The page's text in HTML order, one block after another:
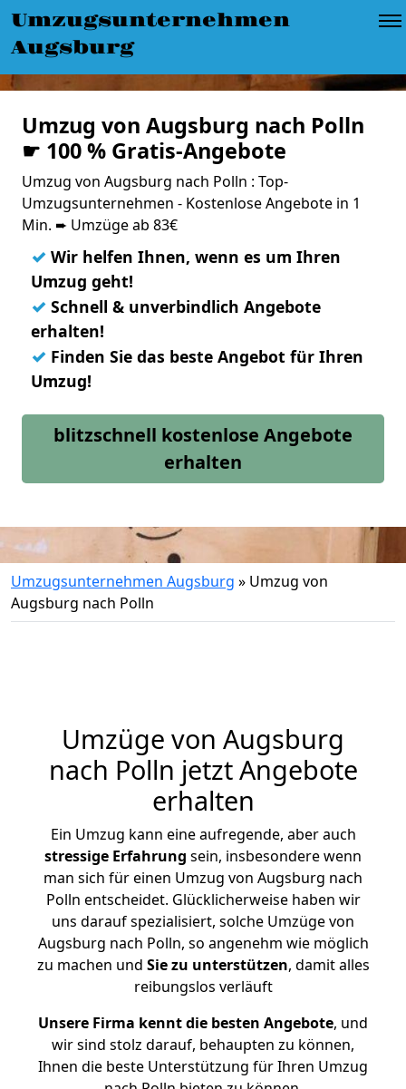
Umzugsunternehmen
Augsburg
Umzug von Augsburg nach Polln
☛ 100 % Gratis-Angebote
Umzug von Augsburg nach Polln : Top-
Umzugsunternehmen - Kostenlose Angebote in 1
Min. ➨ Umzüge ab 83€
✓ Wir helfen Ihnen, wenn es um Ihren
Umzug geht!
✓ Schnell & unverbindlich Angebote
erhalten!
✓ Finden Sie das beste Angebot für Ihren
Umzug!
blitzschnell kostenlose Angebote
erhalten
Umzugsunternehmen Augsburg » Umzug von
Augsburg nach Polln
Umzüge von Augsburg
nach Polln jetzt Angebote
erhalten
Ein Umzug kann eine aufregende, aber auch
stressige Erfahrung sein, insbesondere wenn
man sich für einen Umzug von Augsburg nach
Polln entscheidet. Glücklicherweise haben wir
uns darauf spezialisiert, solche Umzüge von
Augsburg nach Polln, so angenehm wie möglich
zu machen und Sie zu unterstützen, damit alles
reibungslos verläuft
Unsere Firma kennt die besten Angebote, und
wir sind stolz darauf, behaupten zu können,
Ihnen die beste Unterstützung für Ihren Umzug